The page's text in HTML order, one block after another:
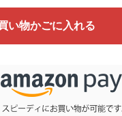
い物かごに入れる